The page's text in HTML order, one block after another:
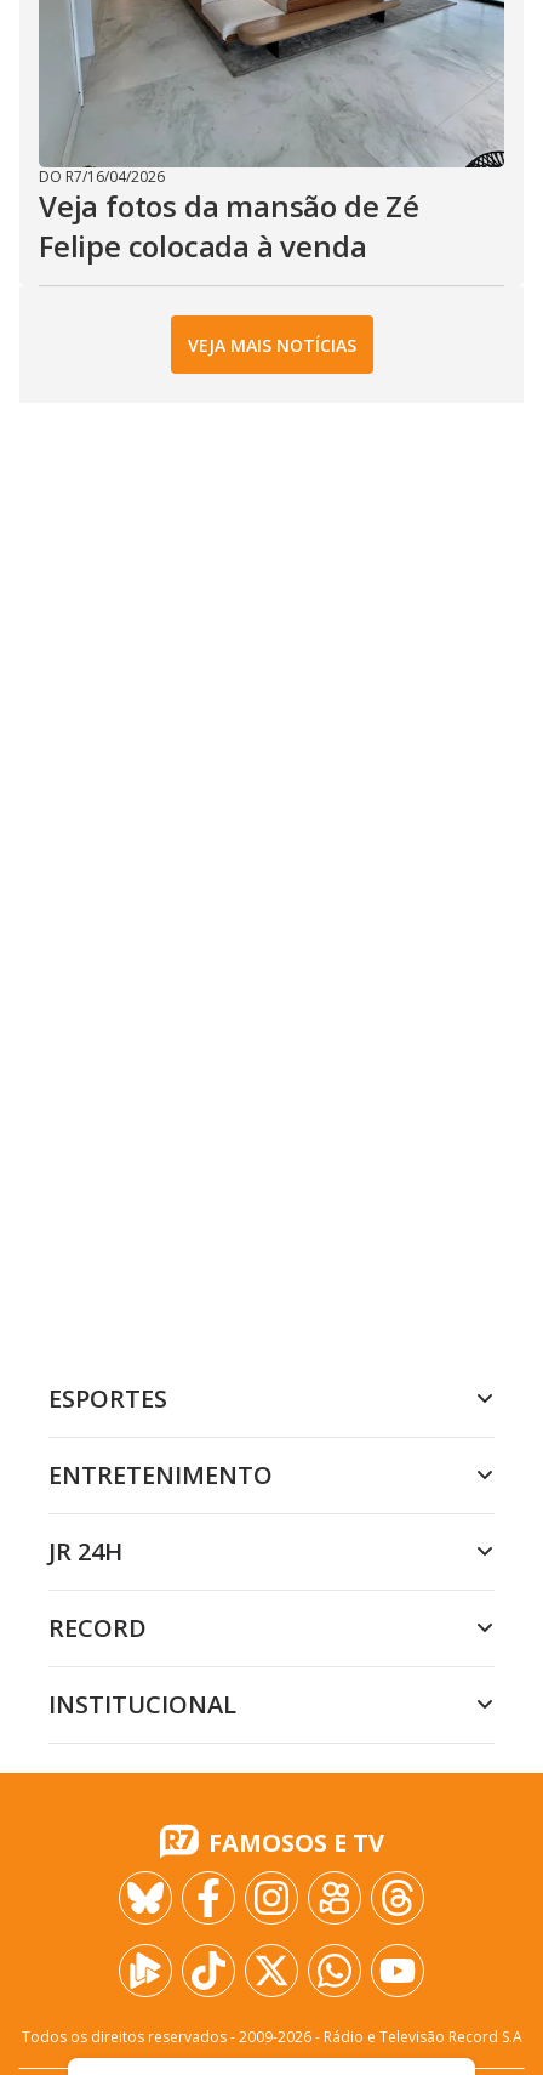
DO R7/16/04/2026
Veja fotos da mansão de Zé
Felipe colocada à venda
VEJA MAIS NOTÍCIAS
ESPORTES
ENTRETENIMENTO
JR 24H
RECORD
INSTITUCIONAL
FAMOSOS E TV
Todos os direitos reservados - 2009-2026- Rádio e Televisão Record S.A